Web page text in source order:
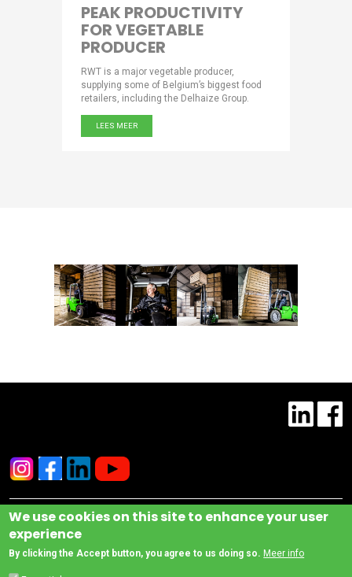
PEAK PRODUCTIVITY
FOR VEGETABLE
PRODUCER
RWT is a major vegetable producer,
supplying some of Belgium’s biggest food
retailers, including the Delhaize Group.
LEES MEER
© Copyright www.cesab-forklifts.eu, All rights reserved- Toyota Material Handling
Manufacturing Italy S.P.A.
Footer
Legal Notice and Privacy Policy
Compliance
Wanneer u deze website bezoekt, verwerken wij een aantal persoonsgegevens. Deze
We use cookies on this site to enhance your user
experience
By clicking the Accept button, you agree to us doing so. Meer info